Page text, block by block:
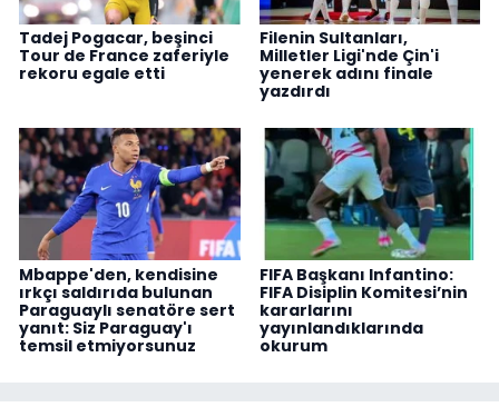
Tadej Pogacar, beşinci
Tour de France zaferiyle
rekoru egale etti
Filenin Sultanları,
Milletler Ligi'nde Çin'i
yenerek adını finale
yazdırdı
Mbappe'den, kendisine
ırkçı saldırıda bulunan
Paraguaylı senatöre sert
yanıt: Siz Paraguay'ı
temsil etmiyorsunuz
FIFA Başkanı Infantino:
FIFA Disiplin Komitesi’nin
kararlarını
yayınlandıklarında
okurum